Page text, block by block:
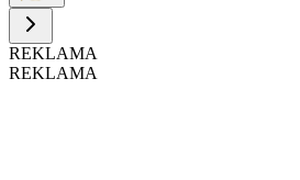
REKLAMA
REKLAMA